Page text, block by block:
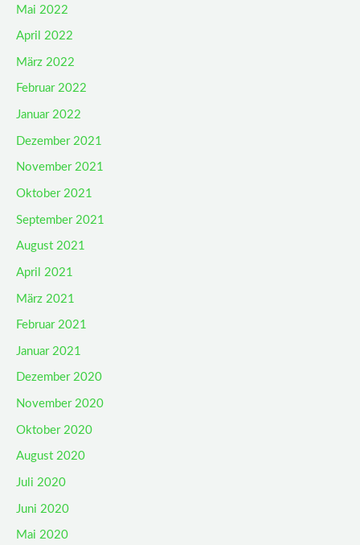
Mai 2022
April 2022
März 2022
Februar 2022
Januar 2022
Dezember 2021
November 2021
Oktober 2021
September 2021
August 2021
April 2021
März 2021
Februar 2021
Januar 2021
Dezember 2020
November 2020
Oktober 2020
August 2020
Juli 2020
Juni 2020
Mai 2020